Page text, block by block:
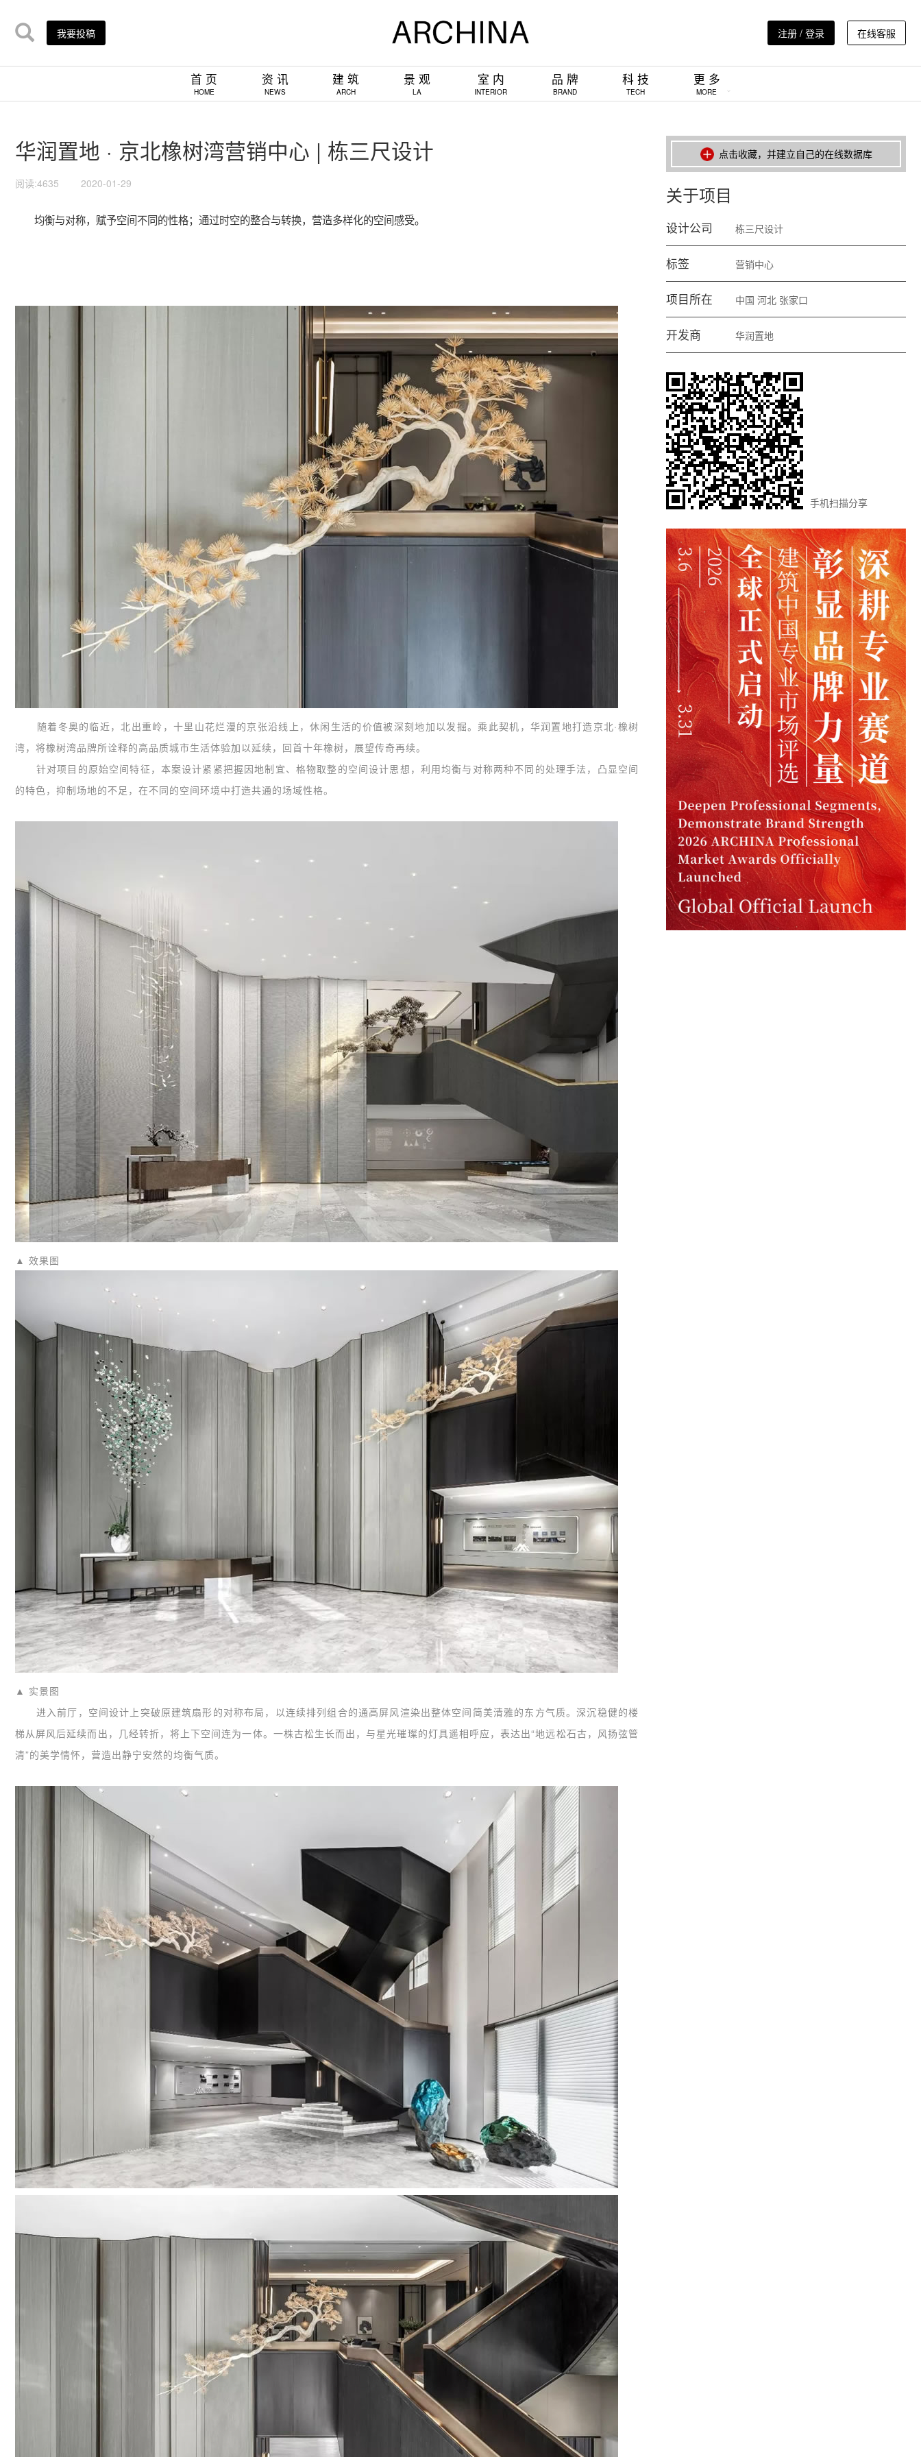
我要投稿 注册 / 登录 在线客服
首 页
HOME
资 讯
NEWS
建 筑
ARCH
景 观
LA
室 内
INTERIOR
品 牌
BRAND
科 技
TECH
更 多
MORE
华润置地 · 京北橡树湾营销中心 | 栋三尺设计
阅读:4635 2020-01-29
均衡与对称，赋予空间不同的性格；通过时空的整合与转换，营造多样化的空间感受。
随着冬奥的临近，北出重岭，十里山花烂漫的京张沿线上，休闲生活的价值被深刻地加以发掘。乘此契机，华润置地打造京北·橡树
湾，将橡树湾品牌所诠释的高品质城市生活体验加以延续，回首十年橡树，展望传奇再续。
针对项目的原始空间特征，本案设计紧紧把握因地制宜、格物取整的空间设计思想，利用均衡与对称两种不同的处理手法，凸显空间
的特色，抑制场地的不足，在不同的空间环境中打造共通的场域性格。
▲ 效果图
▲ 实景图
进入前厅，空间设计上突破原建筑扇形的对称布局，以连续排列组合的通高屏风渲染出整体空间简美清雅的东方气质。深沉稳健的楼
梯从屏风后延续而出，几经转折，将上下空间连为一体。一株古松生长而出，与星光璀璨的灯具遥相呼应，表达出“地远松石古，风扬弦管
清”的美学情怀，营造出静宁安然的均衡气质。
点击收藏，并建立自己的在线数据库
关于项目
设计公司 栋三尺设计
标签 营销中心
项目所在 中国 河北 张家口
开发商 华润置地
手机扫描分享